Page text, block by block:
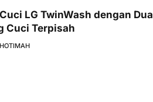
LG TwinWash dengan Dua
Cuci Terpisah